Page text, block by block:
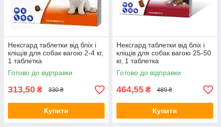
Нексгард таблетки від бліх і
кліщів для собак вагою 2-4 кг,
1 таблетка
Готово до відправки
313,50 ₴ 330 ₴
Купити
Нексгард таблетки від бліх і
кліщів для собак вагою 25-50
кг, 1 таблетка
Готово до відправки
464,55 ₴ 489 ₴
Купити